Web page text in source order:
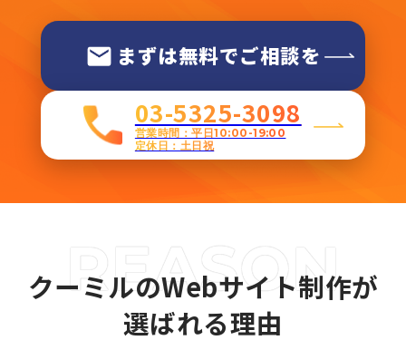
まずは無料でご相談を
03-5325-3098
営業時間：平日10:00-19:00
定休日：土日祝
クーミルのWebサイト制作が
選ばれる理由